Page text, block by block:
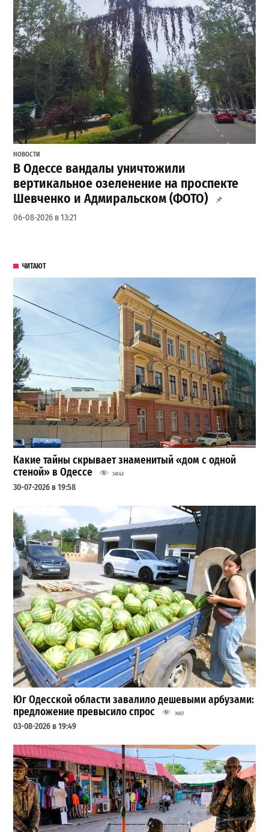
НОВОСТИ
В Одессе вандалы уничтожили
вертикальное озеленение на проспекте
Шевченко и Адмиральском (ФОТО)
06-08-2026 в 13:21
ЧИТАЮТ
Какие тайны скрывает знаменитый «дом с одной
стеной» в Одессе
34143
30-07-2026 в 19:58
Юг Одесской области завалило дешевыми арбузами:
предложение превысило спрос
3657
03-08-2026 в 19:49